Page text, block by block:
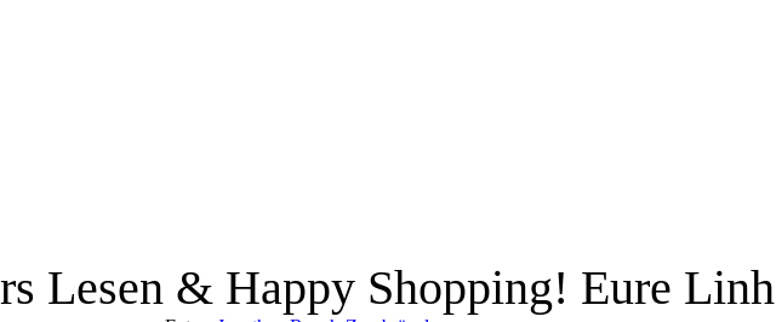
Lesen & Happy Shopping! Eure Linh